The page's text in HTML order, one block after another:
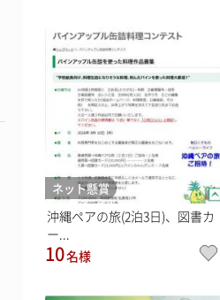
ネット懸賞
沖縄ペアの旅(2泊3日)、図書カ
ー...
10名様